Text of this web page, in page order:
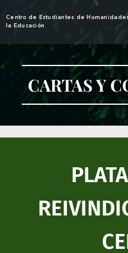
Centro de Estudiantes de
la Educación
CARTAS Y